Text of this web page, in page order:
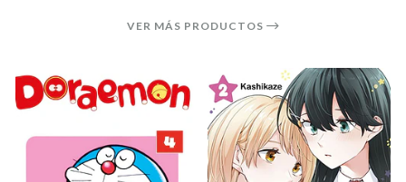
VER MÁS PRODUCTOS